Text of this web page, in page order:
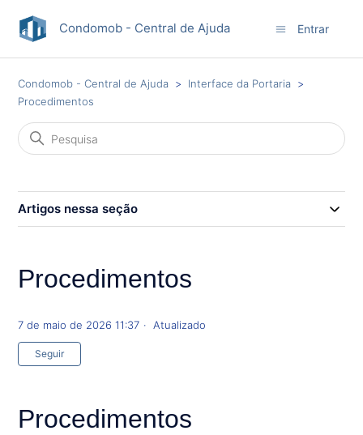
Condomob - Central de Ajuda Entrar
Condomob - Central de Ajuda
Interface da Portaria
Procedimentos
Artigos nessa seção
Procedimentos
7 de maio de 2026 11:37 Atualizado
Seguir
Procedimentos